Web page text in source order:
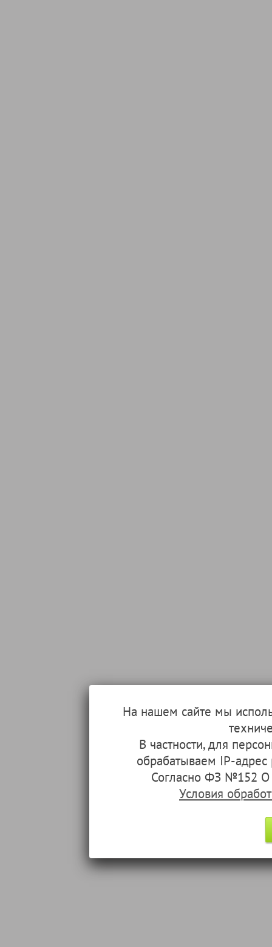
На нашем сайте мы
В частности, для
обрабатываем IP-
Согласно ФЗ №152 О
Условия